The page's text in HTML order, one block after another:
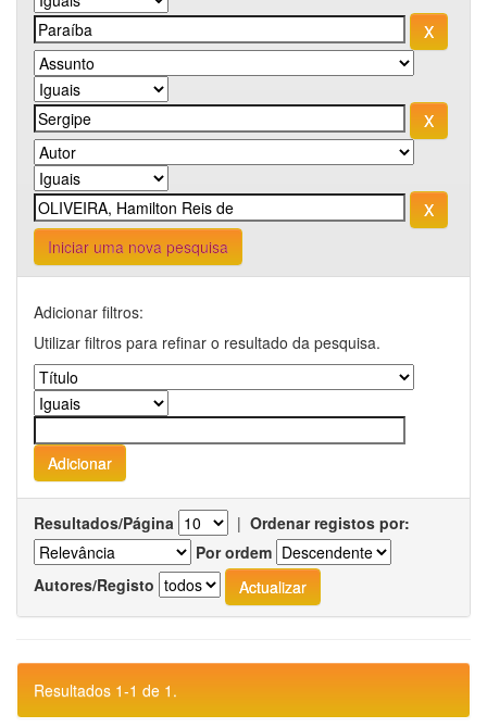
Iniciar uma nova pesquisa
Adicionar filtros:
Utilizar filtros para refinar o resultado da pesquisa.
Resultados/Página | Ordenar registos por:
Por ordem
Autores/Registo
Resultados 1-1 de 1.